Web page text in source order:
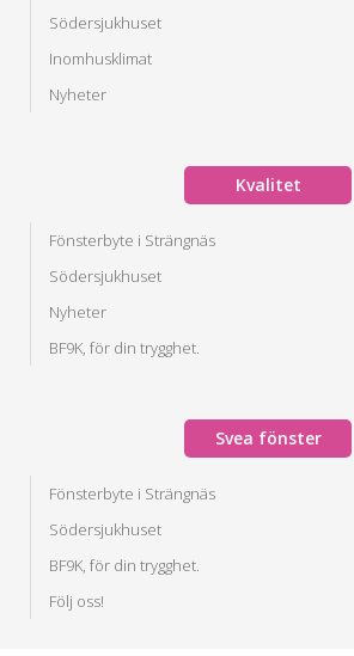
Södersjukhuset
Inomhusklimat
Nyheter
Kvalitet
Fönsterbyte i Strängnäs
Södersjukhuset
Nyheter
BF9K, för din trygghet.
Svea fönster
Fönsterbyte i Strängnäs
Södersjukhuset
BF9K, för din trygghet.
Följ oss!